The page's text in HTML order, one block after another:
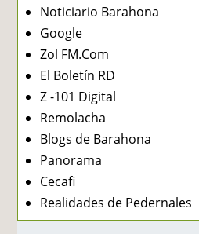
Noticiario Barahona
Google
Zol FM.Com
El Boletín RD
Z -101 Digital
Remolacha
Blogs de Barahona
Panorama
Cecafi
Realidades de Pedernales